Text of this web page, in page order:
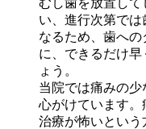
い、進行次第で
なるため、歯へ
に、できるだけ
ょう。
当院では痛みの
心がけています
治療が怖いとい